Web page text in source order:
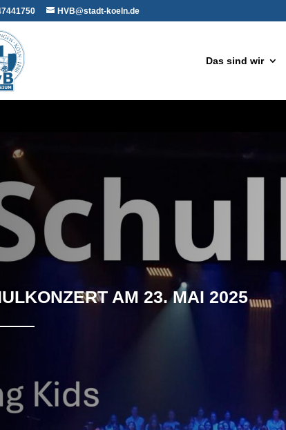
HVB@stadt-koeln.de
Das sind wir
AM 23. MAI 2025